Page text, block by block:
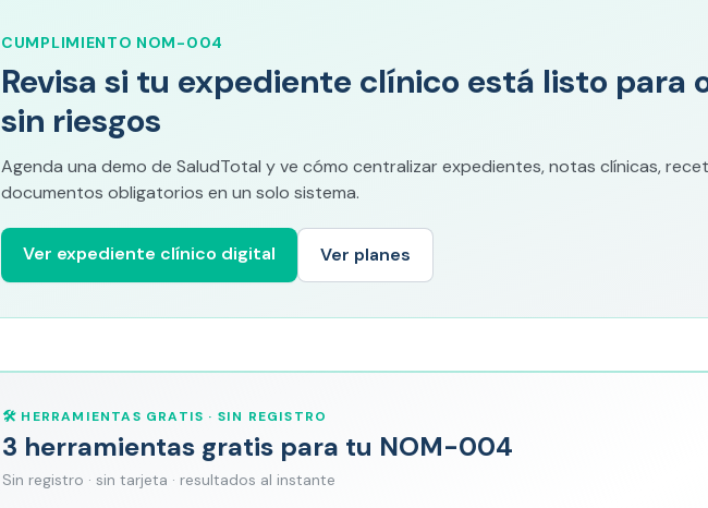
CUMPLIMIENTO NOM-004
Revisa si tu expediente clínico está listo para
sin riesgos
Agenda una demo de SaludTotal y ve cómo centralizar expedientes, notas clínicas,
documentos obligatorios en un solo sistema.
Ver expediente clínico digital Ver planes
🛠️ HERRAMIENTAS GRATIS · SIN REGISTRO
3 herramientas gratis para tu NOM-004
Sin registro · sin tarjeta · resultados al instante